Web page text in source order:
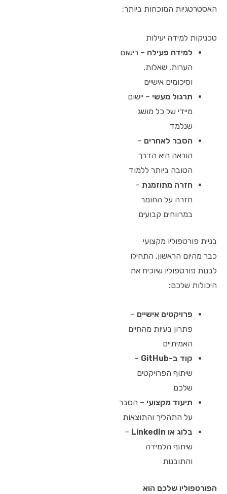
האסטרטגיות המוכחות ביותר:
טכניקות למידה יעילות
למידה פעילה – רישום
הערות, שאלות,
וסיכומים אישיים
תרגול מעשי – יישום
מיידי של כל מושג
שנלמד
הסבר לאחרים –
הוראה היא הדרך
הטובה ביותר ללמוד
חזרה מתוזמנת –
חזרה על החומר
במרווחים קבועים
בניית פורטפוליו מקצועי
כבר מהיום הראשון, התחילו
לבנות פורטפוליו שיוכיח את
היכולות שלכם:
פרויקטים אישיים –
פתרון בעיות מהחיים
האמיתיים
קוד ב-GitHub
–
שיתוף הפרויקטים
שלכם
תיעוד מקצועי – הסבר
על התהליך והתוצאות
בלוג או LinkedIn
–
שיתוף הלמידה
והתובנות
הפורטפוליו שלכם הוא